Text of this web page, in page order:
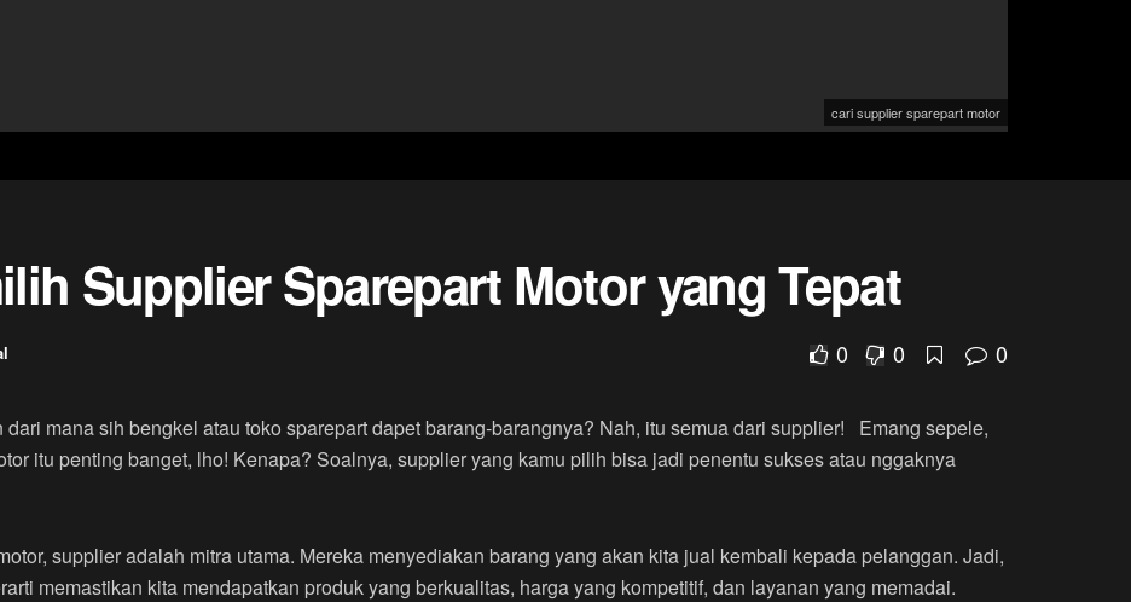
cari supplier sparepart motor
Supplier Sparepart Motor yang Tepat
0 0 0
mana sih bengkel atau toko sparepart dapet barang-barangnya? Nah, itu semua dari supplier! Emang sepele,
itu penting banget, lho! Kenapa? Soalnya, supplier yang kamu pilih bisa jadi penentu sukses atau nggaknya
supplier adalah mitra utama. Mereka menyediakan barang yang akan kita jual kembali kepada pelanggan. Jadi,
memastikan kita mendapatkan produk yang berkualitas, harga yang kompetitif, dan layanan yang memadai.